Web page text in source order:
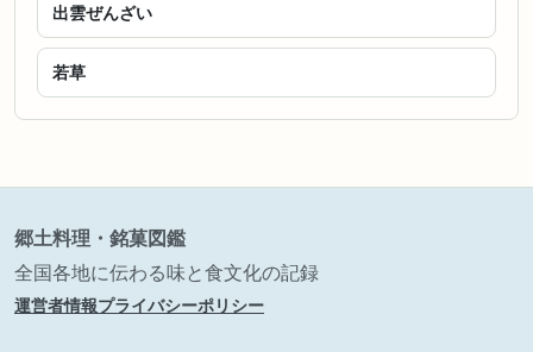
出雲ぜんざい
若草
郷土料理・銘菓図鑑
全国各地に伝わる味と食文化の記録
運営者情報プライバシーポリシー